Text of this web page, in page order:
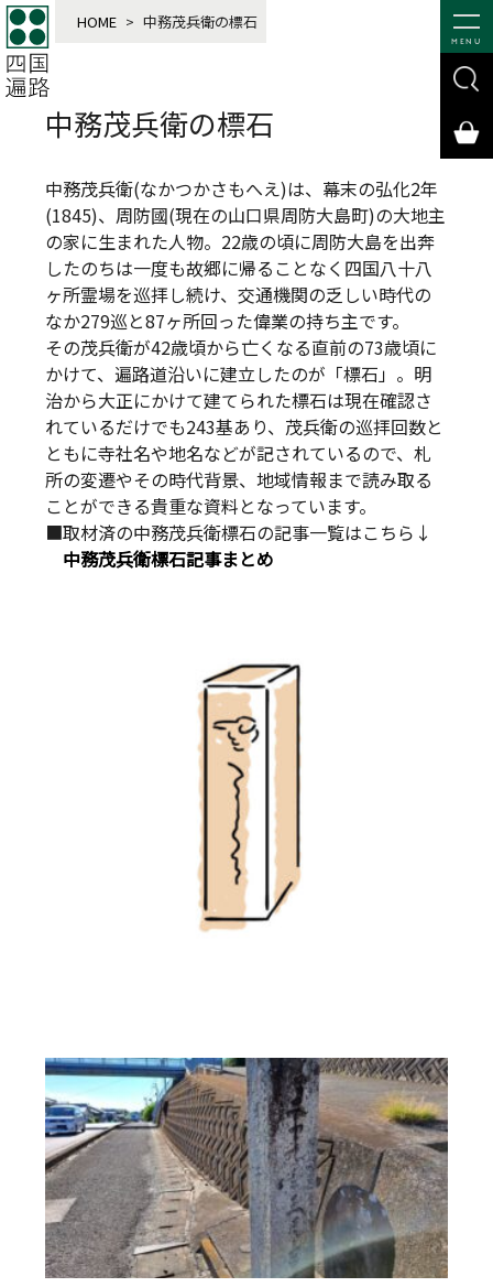
MENU
HOME > 中務茂兵衛の標石
中務茂兵衛の標石
中務茂兵衛(なかつかさもへえ)は、幕末の弘化2年
(1845)、周防國(現在の山口県周防大島町)の大地主
の家に生まれた人物。22歳の頃に周防大島を出奔
したのちは一度も故郷に帰ることなく四国八十八
ヶ所霊場を巡拝し続け、交通機関の乏しい時代の
なか279巡と87ヶ所回った偉業の持ち主です。
その茂兵衛が42歳頃から亡くなる直前の73歳頃に
かけて、遍路道沿いに建立したのが「標石」。明
治から大正にかけて建てられた標石は現在確認さ
れているだけでも243基あり、茂兵衛の巡拝回数と
ともに寺社名や地名などが記されているので、札
所の変遷やその時代背景、地域情報まで読み取る
ことができる貴重な資料となっています。
■取材済の中務茂兵衛標石の記事一覧はこちら↓
中務茂兵衛標石記事まとめ